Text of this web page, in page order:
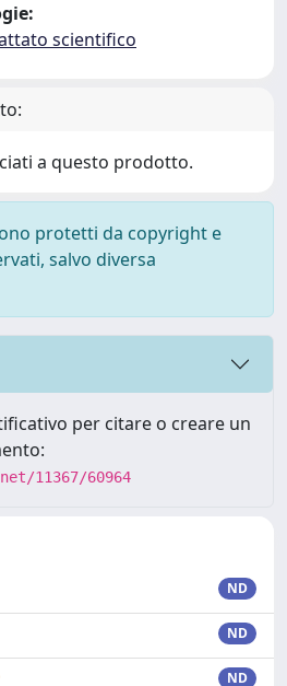
scientifico
a questo prodotto.
protetti da copyright e
salvo diversa
per citare o creare un
11367/60964
ND
ND
ND